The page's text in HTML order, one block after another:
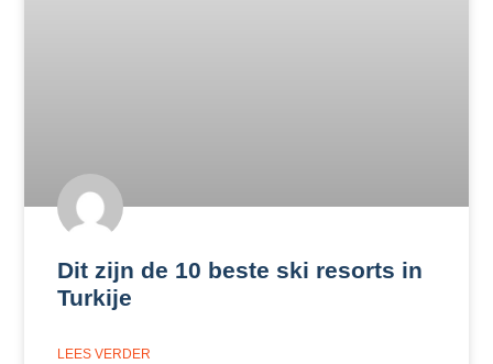
Dit zijn de 10 beste ski resorts in
Turkije
LEES VERDER